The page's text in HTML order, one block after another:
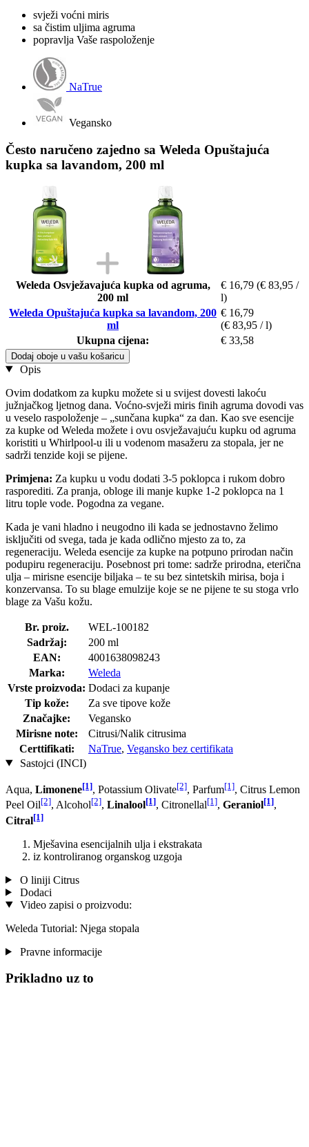
svježi voćni miris
sa čistim uljima agruma
popravlja Vaše raspoloženje
NaTrue
Vegansko
Često naručeno zajedno sa Weleda Opuštajuća
kupka sa lavandom, 200 ml
Weleda Osvježavajuća kupka od agruma,
200 ml
€ 16,79 (€ 83,95 /
l)
Weleda Opuštajuća kupka sa lavandom, 200
ml
€ 16,79
(€ 83,95 / l)
Ukupna cijena:
€ 33,58
Dodaj oboje u vašu košaricu
Opis
Ovim dodatkom za kupku možete si u svijest dovesti lakoću
južnjačkog ljetnog dana. Voćno-svježi miris finih agruma dovodi vas
u veselo raspoloženje – „sunčana kupka“ za dan. Kao sve esencije
za kupke od Weleda možete i ovu osvježavajuću kupku od agruma
koristiti u Whirlpool-u ili u vodenom masažeru za stopala, jer ne
sadrži tenzide koji se pijene.
Primjena: Za kupku u vodu dodati 3-5 poklopca i rukom dobro
rasporediti. Za pranja, obloge ili manje kupke 1-2 poklopca na 1
litru tople vode. Pogodna za vegane.
Kada je vani hladno i neugodno ili kada se jednostavno želimo
isključiti od svega, tada je kada odlično mjesto za to, za
regeneraciju. Weleda esencije za kupke na potpuno prirodan način
podupiru regeneraciju. Posebnost pri tome: sadrže prirodna, eterična
ulja – mirisne esencije biljaka – te su bez sintetskih mirisa, boja i
konzervansa. To su blage emulzije koje se ne pijene te su stoga vrlo
blage za Vašu kožu.
Br. proiz.
WEL-100182
Sadržaj:
200 ml
EAN:
4001638098243
Marka:
Weleda
Vrste proizvoda: Dodaci za kupanje
Tip kože:
Za sve tipove kože
Značajke:
Vegansko
Mirisne note:
Citrusi/Nalik citrusima
Certtifikati:
NaTrue, Vegansko bez certifikata
Sastojci (INCI)
Aqua, Limonene[1], Potassium Olivate[2], Parfum[1], Citrus Lemon
Peel Oil[2], Alcohol[2], Linalool[1], Citronellal[1], Geraniol[1],
Citral[1]
Mješavina esencijalnih ulja i ekstrakata
iz kontroliranog organskog uzgoja
O liniji Citrus
Dodaci
Video zapisi o proizvodu:
Weleda Tutorial: Njega stopala
Pravne informacije
Prikladno uz to